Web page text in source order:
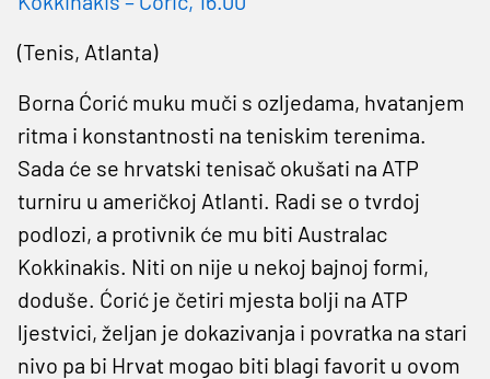
(Tenis, Atlanta)
Borna Ćorić muku muči s ozljedama, hvatanjem
ritma i konstantnosti na teniskim terenima.
Sada će se hrvatski tenisač okušati na ATP
turniru u američkoj Atlanti. Radi se o tvrdoj
podlozi, a protivnik će mu biti Australac
Kokkinakis. Niti on nije u nekoj bajnoj formi,
doduše. Ćorić je četiri mjesta bolji na ATP
ljestvici, željan je dokazivanja i povratka na stari
nivo pa bi Hrvat mogao biti blagi favorit u ovom